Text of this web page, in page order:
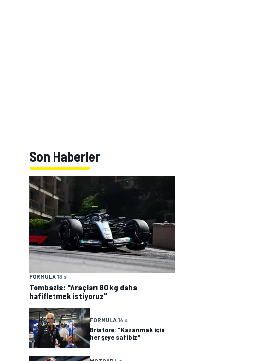
Son Haberler
FORMULA 13 s
Tombazis: "Araçları 80 kg daha
hafifletmek istiyoruz"
FORMULA 14 s
Briatore: "Kazanmak için
her şeye sahibiz"